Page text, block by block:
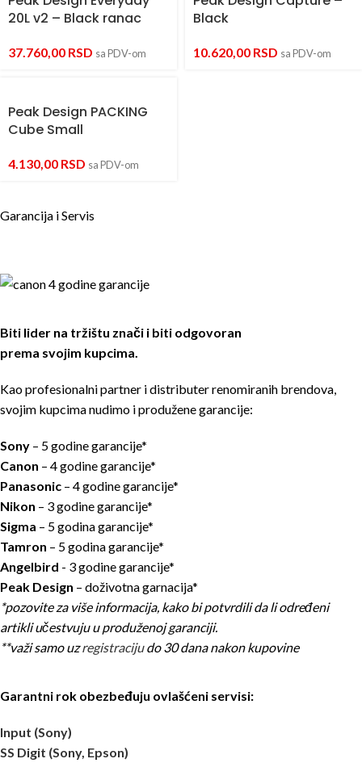
20L v2 – Black ranac
37.760,00 RSD sa PDV-om
Black
10.620,00 RSD sa PDV-om
Peak Design PACKING
Cube Small
4.130,00 RSD sa PDV-om
Garancija i Servis
Biti lider na tržištu znači i biti odgovoran
prema svojim kupcima.
Kao profesionalni partner i distributer renomiranih brendova,
svojim kupcima nudimo i produžene garancije:
Sony – 5 godine garancije*
Canon – 4 godine garancije*
Panasonic – 4 godine garancije*
Nikon – 3 godine garancije*
Sigma – 5 godina garancije*
Tamron – 5 godina garancije*
Angelbird - 3 godine garancije*
Peak Design – doživotna garnacija*
*pozovite za više informacija, kako bi potvrdili da li određeni
artikli učestvuju u produženoj garanciji.
**važi samo uzregistracijudo 30 dana nakon kupovine
Garantni rok obezbeđuju ovlašćeni servisi:
Input (Sony)
SS Digit (Sony, Epson)